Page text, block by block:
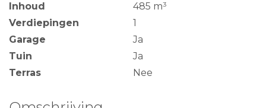
Inhoud
485 m³
Verdiepingen
1
Garage
Ja
Tuin
Ja
Terras
Nee